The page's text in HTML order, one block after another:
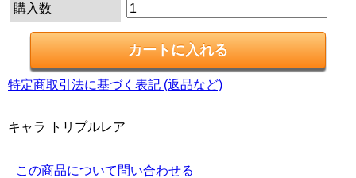
購入数
特定商取引法に基づく表記 (返品など)
キャラ トリプルレア
この商品について問い合わせる